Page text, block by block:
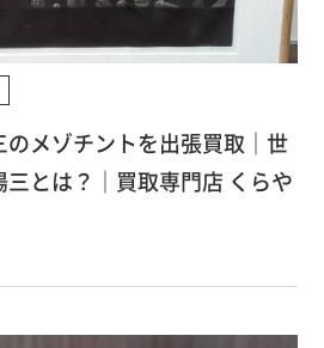
のメゾチントを出張買取｜世
とは？｜買取専門店 くらや